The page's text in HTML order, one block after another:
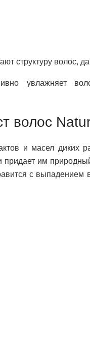
структуру волос,
увлажняет
волос
и масел диких
придает им
с выпадением